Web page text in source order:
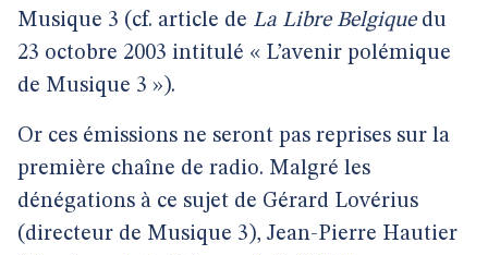
Musique 3 (cf. article de La Libre Belgiquedu
23 octobre 2003 intitulé « L’avenir polémique
de Musique 3 »).
Or ces émissions ne seront pas reprises sur la
première chaîne de radio. Malgré les
dénégations à ce sujet de Gérard Lovérius
(directeur de Musique 3), Jean-Pierre Hautier